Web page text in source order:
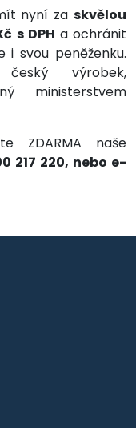
nyní zaskvělou
s DPH a ochránit
svou peněženku.
výrobek,
ministerstvem
ZDARMA naše
217 220, nebo e-